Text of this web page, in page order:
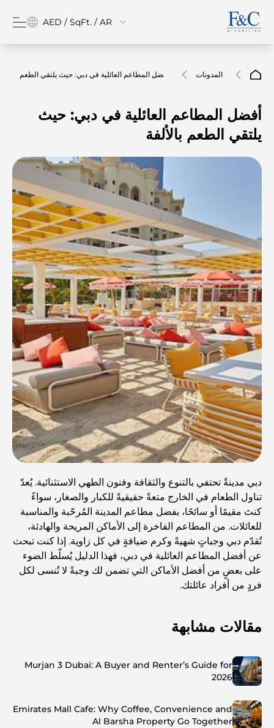
AED / SqFt. / AR
المدونات
أفضل المطاعم العائلية في دبي: حيث يلتقي الطعم
أفضل المطاعم العائلية في دبي: حيث
يلتقي الطعم بالألفة
دبي مدينةٌ تحتفي بالتنوع والثقافة وفنون الطهي الاستثنائية. يُعدّ
تناول الطعام في الخارج متعةً حقيقيةً للكبار والصغار، سواءً
كنتَ مقيمًا أو سائحًا، بفضل مطاعم المدينة المُرحّبة والمناسبة
للعائلات. من المطاعم الفاخرة إلى الأماكن المريحة والهادئة،
تُقدّم دبي وجباتٍ شهيةً وكرم ضيافةٍ في كل زاوية. إذا كنت تبحث
عن أفضل المطاعم العائلية في دبي، فهذا الدليل يُسلّط الضوء
على بعضٍ من أفضل الأماكن التي تضمن لك وجبةً لا تُنسى لكل
فردٍ من أفراد عائلتك.
مقالات مشابهة
Murjan 3 Dubai: A Buyer and Renter’s Guide for
2026
Emirates Mall Cafe: Why Coffee, Convenience and
Al Barsha Property Go Together